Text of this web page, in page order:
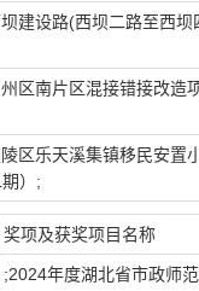
建设路(西坝二路至西
区南片区混接错接改造
区乐天溪集镇移民安置
）;
奖项及获奖项目名称
;2024年度湖北省市政师